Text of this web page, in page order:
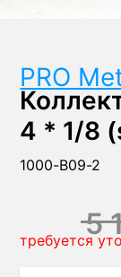
PRO
4 * 1/8
1000-B09-2
5
требуется